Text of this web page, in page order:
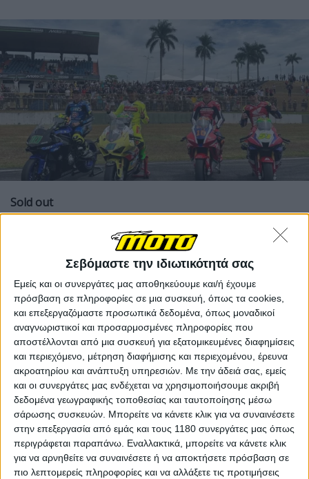
Σεβόμαστε την ιδιωτικότητά σας
Εμείς και οι συνεργάτες μας αποθηκεύουμε και/ή έχουμε
πρόσβαση σε πληροφορίες σε μια συσκευή, όπως τα cookies,
και επεξεργαζόμαστε προσωπικά δεδομένα, όπως μοναδικοί
αναγνωριστικοί και προσαρμοσμένες πληροφορίες που
αποστέλλονται από μια συσκευή για εξατομικευμένες διαφημίσεις
και περιεχόμενο, μέτρηση διαφήμισης και περιεχομένου, έρευνα
ακροατηρίου και ανάπτυξη υπηρεσιών. Με την άδειά σας, εμείς
και οι συνεργάτες μας ενδέχεται να χρησιμοποιήσουμε ακριβή
δεδομένα γεωγραφικής τοποθεσίας και ταυτοποίησης μέσω
σάρωσης συσκευών. Μπορείτε να κάνετε κλικ για να συναινέσετε
στην επεξεργασία από εμάς και τους 1180 συνεργάτες μας όπως
περιγράφεται παραπάνω. Εναλλακτικά, μπορείτε να κάνετε κλικ
για να αρνηθείτε να συναινέσετε ή να αποκτήσετε πρόσβαση σε
πιο λεπτομερείς πληροφορίες και να αλλάξετε τις προτιμήσεις
Sold out
Η επιστροφή του MotoGP στη Λατινική Αμερική έχει
ήδη προκαλέσει τεράστιο ενθουσιασμό, με την αρχική
χωρητικότητα του αγώνα στη Goiânia να έχει ήδη
εξαντληθεί. Οι διοργανωτές μιλούν για ένα από τα πιο
πολυαναμενόμενα γεγονότα της σεζόν, με τη Βραζιλία
να βρίσκεται ξανά, μετά από καιρό στοπρόγραμμα του
Παγκόσμιου Πρωταθλήματος.